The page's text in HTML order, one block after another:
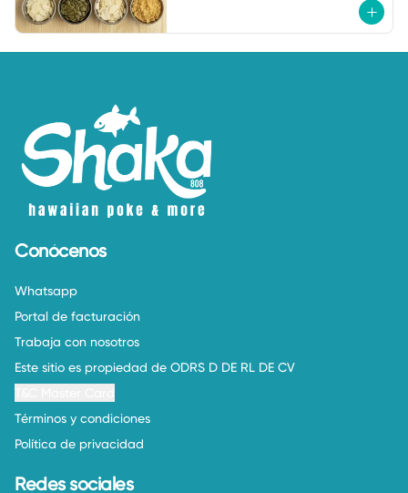
Conócenos
Whatsapp
Portal de facturación
Trabaja con nosotros
Este sitio es propiedad de ODRS D DE RL DE CV
Términos y condiciones
Política de privacidad
Redes sociales